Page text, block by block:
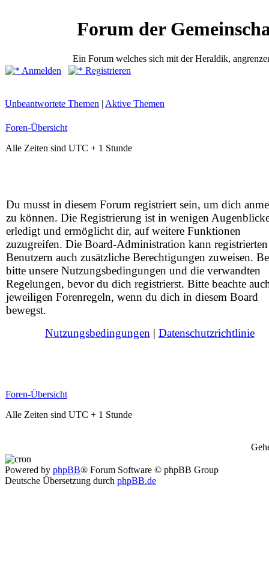
Forum der
Ein Forum welches sich mit der Heraldik,
Anmelden
Registrieren
Unbeantwortete Themen | Aktive Themen
Foren-Übersicht
Alle Zeiten sind UTC + 1 Stunde
Du musst in diesem Forum registriert sein, um dich
zu können. Die Registrierung ist in wenigen
erledigt und ermöglicht dir, auf weitere Funktionen
zuzugreifen. Die Board-Administration kann registrierten
Benutzern auch zusätzliche Berechtigungen zuweisen.
bitte unsere Nutzungsbedingungen und die verwandten
Regelungen, bevor du dich registrierst. Bitte beachte
jeweiligen Forenregeln, wenn du dich in diesem Board
bewegst.
Nutzungsbedingungen | Datenschutzrichtlinie
Foren-Übersicht
Alle Zeiten sind UTC + 1 Stunde
Powered by phpBB® Forum Software © phpBB Group
Deutsche Übersetzung durch phpBB.de